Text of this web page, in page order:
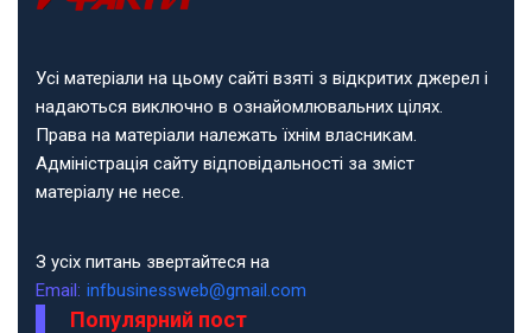
Усі матеріали на цьому сайті взяті з відкритих джерел і
надаються виключно в ознайомлювальних цілях.
Права на матеріали належать їхнім власникам.
Адміністрація сайту відповідальності за зміст
матеріалу не несе.
З усіх питань звертайтеся на
Email: infbusinessweb@gmail.com
Популярний пост